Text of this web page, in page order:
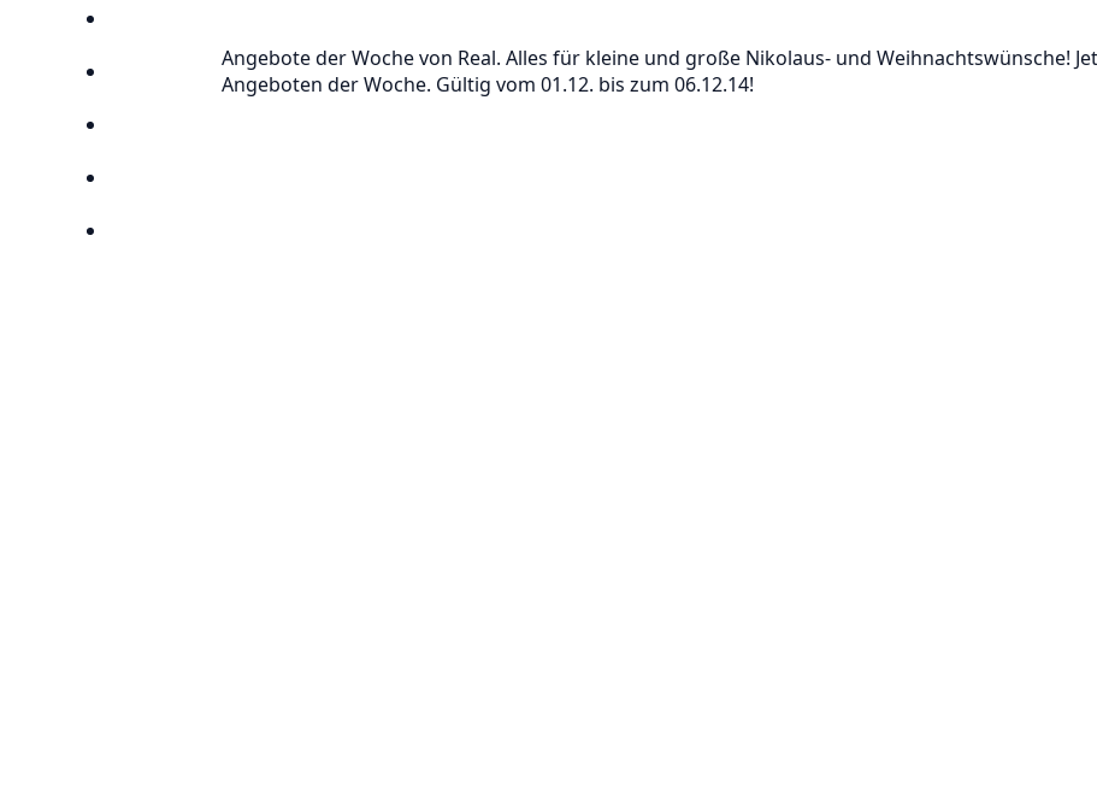
Angebote der Woche von Real. Alles für kleine und große Nikolaus- und Weihnachtswünsche!
Angeboten der Woche. Gültig vom 01.12. bis zum 06.12.14!